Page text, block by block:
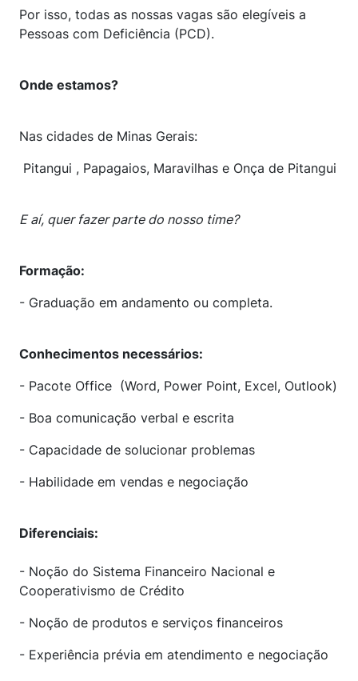
Por isso, todas as nossas vagas são elegíveis a
Pessoas com Deficiência (PCD).
Onde estamos?
Nas cidades de Minas Gerais:
Pitangui , Papagaios, Maravilhas e Onça de Pitangui
E aí, quer fazer parte do nosso time?
Formação:
- Graduação em andamento ou completa.
Conhecimentos necessários:
- Pacote Office (Word, Power Point, Excel, Outlook)
- Boa comunicação verbal e escrita
- Capacidade de solucionar problemas
- Habilidade em vendas e negociação
Diferenciais:
- Noção do Sistema Financeiro Nacional e
Cooperativismo de Crédito
- Noção de produtos e serviços financeiros
- Experiência prévia em atendimento e negociação